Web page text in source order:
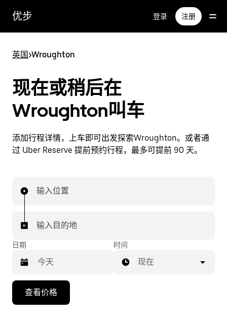
优步 登录 注册
英国>Wroughton
现在或稍后在
Wroughton叫车
添加行程详情，上车即可出发探索Wroughton。或者通
过 Uber Reserve 提前预约行程，最多可提前 90 天。
输入位置
输入目的地
日期
向
时间
现在
查看价格